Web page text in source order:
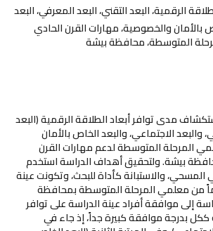
الرقمية، البعد التقني، البعد المعرفي، البعد
بالأمان والخصوصية، مهارات القرن الحادي
المتوسطة، محافظة بيشة
مدى توافر أبعاد الطلاقة الرقمية (البعد
والبعد الاجتماعي، والبعد الخاص بالأمان
المرحلة المتوسطة لدعم مهارات القرن
بيشة. ولتحقيق أهداف الدراسة استخدم
والاستبانة كأداة للبحث، وتكونت عينة
من 157 معلماً من معلمي المرحلة المتوسطة بمحافظة
إلى موافقة أفراد عينة الدراسة على توافر
ككل بدرجة موافقة كبيرة جداً، إذ جاء في